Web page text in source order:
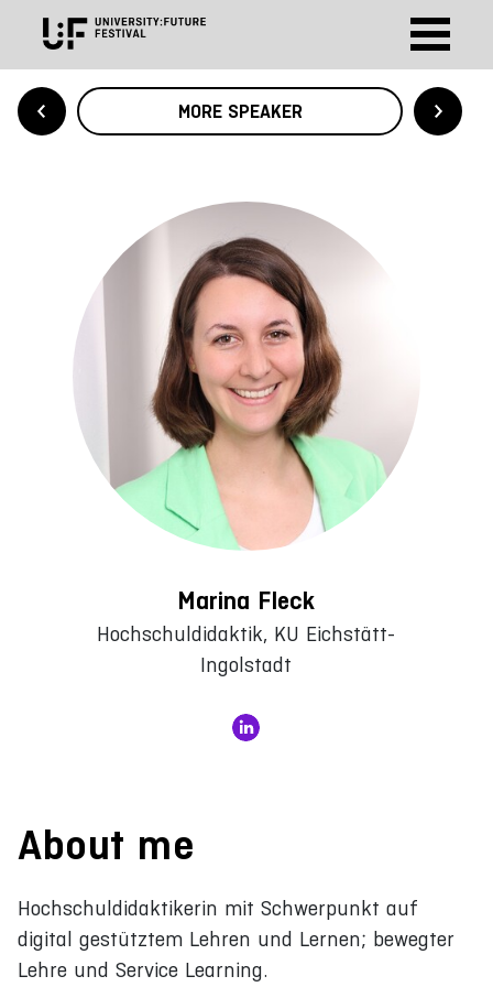
MORE SPEAKER
Marina Fleck
Hochschuldidaktik, KU Eichstätt-
Ingolstadt
About me
Hochschuldidaktikerin mit Schwerpunkt auf
digital gestütztem Lehren und Lernen; bewegter
Lehre und Service Learning.